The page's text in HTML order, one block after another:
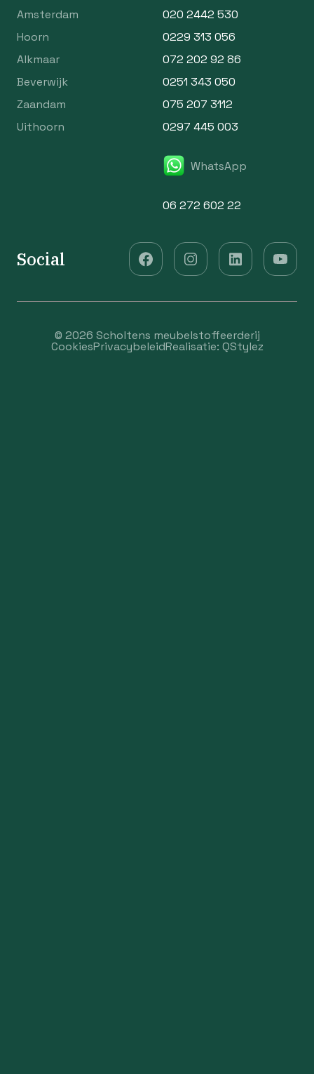
Amsterdam
020 2442 530
Hoorn
0229 313 056
Alkmaar
072 202 92 86
Beverwijk
0251 343 050
Zaandam
075 207 3112
Uithoorn
0297 445 003
WhatsApp
06 272 602 22
Social
© 2026 Scholtens meubelstoffeerderij
CookiesPrivacybeleidRealisatie: QStylez